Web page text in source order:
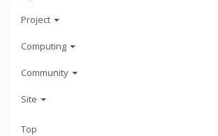
Project
Computing
Community
Site
Top